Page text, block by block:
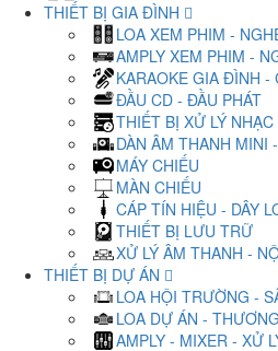
THIẾT BỊ GIA ĐÌNH
LOA XEM PHIM -
AMPLY XEM PHIM -
KARAOKE GIA ĐÌNH -
ĐẦU CD - ĐẦU PHÁT
THIẾT BỊ XỬ LÝ NHẠC
DÀN ÂM THANH MINI
MÁY CHIẾU
MÀN CHIẾU
CÁP TÍN HIỆU - DÂY
THIẾT BỊ LƯU TRỮ
XỬ LÝ ÂM THANH -
THIẾT BỊ DỰ ÁN
LOA HỘI TRƯỜNG -
LOA DỰ ÁN -
AMPLY - MIXER - XỬ